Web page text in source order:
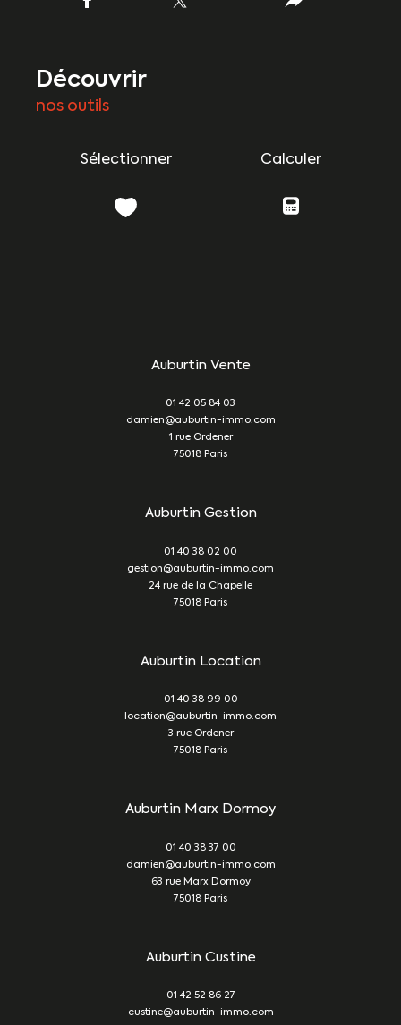
découvrir
nos outils
Sélectionner Calculer
Auburtin Vente
01 42 05 84 03
damien@auburtin-immo.com
1 rue Ordener
75018
Paris
Auburtin Gestion
01 40 38 02 00
gestion@auburtin-immo.com
24 rue de la Chapelle
75018
Paris
Auburtin Location
01 40 38 99 00
location@auburtin-immo.com
3 rue Ordener
75018
Paris
Auburtin Marx Dormoy
01 40 38 37 00
damien@auburtin-immo.com
63 rue Marx Dormoy
75018
Paris
Auburtin Custine
01 42 52 86 27
custine@auburtin-immo.com